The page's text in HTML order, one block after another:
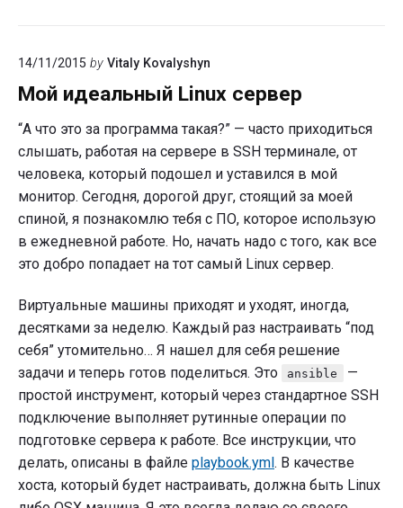
14/11/2015 by Vitaly Kovalyshyn
Мой идеальный Linux сервер
“А что это за программа такая?” — часто приходиться
слышать, работая на сервере в SSH терминале, от
человека, который подошел и уставился в мой
монитор. Сегодня, дорогой друг, стоящий за моей
спиной, я познакомлю тебя с ПО, которое использую
в ежедневной работе. Но, начать надо с того, как все
это добро попадает на тот самый Linux сервер.
Виртуальные машины приходят и уходят, иногда,
десятками за неделю. Каждый раз настраивать “под
себя” утомительно… Я нашел для себя решение
задачи и теперь готов поделиться. Это
ansible
—
простой инструмент, который через стандартное SSH
подключение выполняет рутинные операции по
подготовке сервера к работе. Все инструкции, что
делать, описаны в файле playbook.yml. В качестве
хоста, который будет настраивать, должна быть Linux